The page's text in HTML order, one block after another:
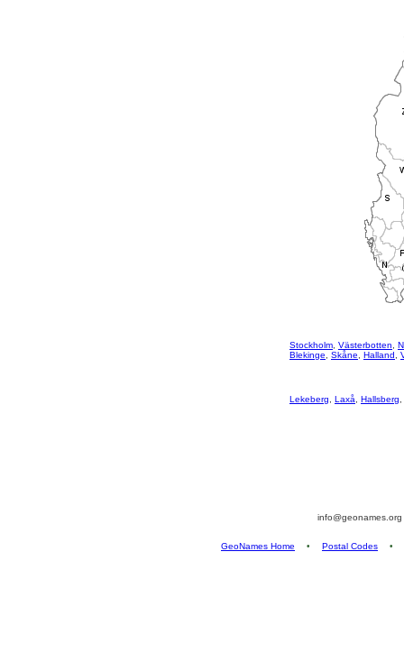
Stockholm Västerbotten
Blekinge
Skåne Halland
Lekeberg Laxå Hallsberg
info@geonames.org
GeoNames Home • Postal Codes •